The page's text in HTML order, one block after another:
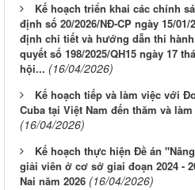
Kế hoạch triển khai các chính
định số 20/2026/NĐ-CP ngày 15/
định chi tiết và hướng dẫn thi
quyết số 198/2025/QH15 ngày 17
hội... (16/04/2026)
Kế hoạch tiếp và làm việc với
Cuba tại Việt Nam đến thăm và
(16/04/2026)
Kế hoạch thực hiện Đề án
giải viên ở cơ sở giai đoạn 2024 -
Nai năm 2026 (16/04/2026)